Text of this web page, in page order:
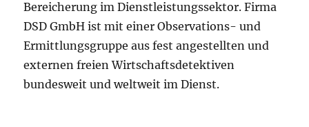
Bereicherung im Dienstleistungssektor. Firma
DSD GmbH ist mit einer Observations- und
Ermittlungsgruppe aus fest angestellten und
externen freien Wirtschaftsdetektiven
bundesweit und weltweit im Dienst.